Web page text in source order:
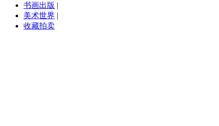
书画出版 |
美术世界 |
收藏拍卖